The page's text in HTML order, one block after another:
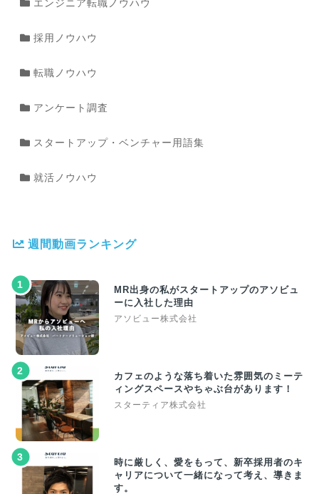
エンジニア転職ノウハウ
採用ノウハウ
転職ノウハウ
アンケート調査
スタートアップ・ベンチャー用語集
就活ノウハウ
週間動画ランキング
1
MR出身の私がスタートアップのアソビュ
ーに入社した理由
アソビュー株式会社
2
カフェのような落ち着いた雰囲気のミーテ
ィングスペースやちゃぶ台があります！
スターティア株式会社
3
時に厳しく、愛をもって、新卒採用者のキ
ャリアについて一緒になって考え、導きま
す。